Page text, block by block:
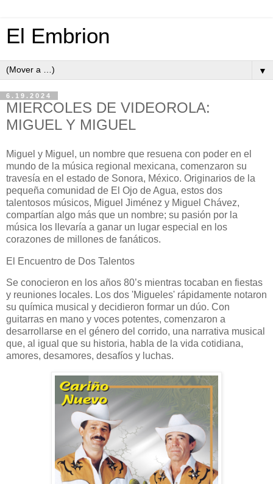
El Embrion
▼
6.19.2024
MIERCOLES DE VIDEOROLA:
MIGUEL Y MIGUEL
Miguel y Miguel, un nombre que resuena con poder en el
mundo de la música regional mexicana, comenzaron su
travesía en el estado de Sonora, México. Originarios de la
pequeña comunidad de El Ojo de Agua, estos dos
talentosos músicos, Miguel Jiménez y Miguel Chávez,
compartían algo más que un nombre; su pasión por la
música los llevaría a ganar un lugar especial en los
corazones de millones de fanáticos.
El Encuentro de Dos Talentos
Se conocieron en los años 80’s mientras tocaban en fiestas
y reuniones locales. Los dos 'Migueles' rápidamente notaron
su química musical y decidieron formar un dúo. Con
guitarras en mano y voces potentes, comenzaron a
desarrollarse en el género del corrido, una narrativa musical
que, al igual que su historia, habla de la vida cotidiana,
amores, desamores, desafíos y luchas.